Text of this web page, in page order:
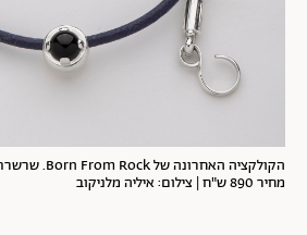
מחיר 890 ש"ח | צילום: איליה מלניקוב